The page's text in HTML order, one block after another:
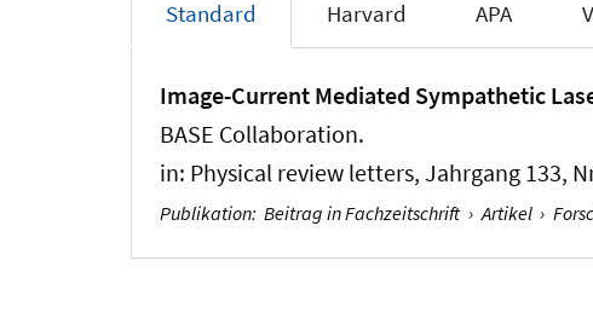
Standard Harvard APA
Image-Current Mediated Sympathetic
BASE Collaboration.
in: Physical review letters, Jahrgang 133,
Publikation: Beitrag in Fachzeitschrift › Artikel ›